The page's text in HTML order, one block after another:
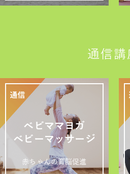
通信講
ベビママヨガ
ベビーマッサージ
赤ちゃんの育脳促進